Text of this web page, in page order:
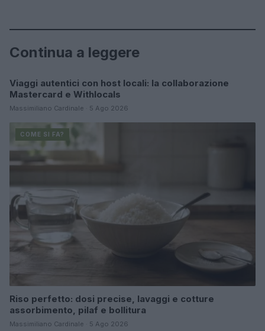
Continua a leggere
COME SI FA?
Viaggi autentici con host locali: la collaborazione
Mastercard e Withlocals
Massimiliano Cardinale · 5 Ago 2026
COME SI FA?
Riso perfetto: dosi precise, lavaggi e cotture
assorbimento, pilaf e bollitura
Massimiliano Cardinale · 5 Ago 2026